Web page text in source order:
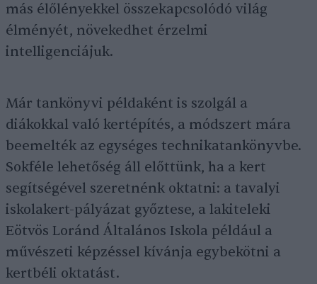
más élőlényekkel összekapcsolódó világ
élményét, növekedhet érzelmi
intelligenciájuk.
Már tankönyvi példaként is szolgál a
diákokkal való kertépítés, a módszert mára
beemelték az egységes technikatankönyvbe.
Sokféle lehetőség áll előttünk, ha a kert
segítségével szeretnénk oktatni: a tavalyi
iskolakert-pályázat győztese, a lakiteleki
Eötvös Loránd Általános Iskola például a
művészeti képzéssel kívánja egybekötni a
kertbéli oktatást.